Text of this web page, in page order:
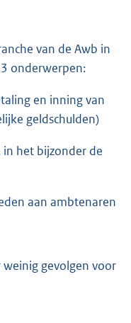
van de Awb in
onderwerpen:
en inning van
geldschulden)
het bijzonder de
aan ambtenaren
gevolgen voor